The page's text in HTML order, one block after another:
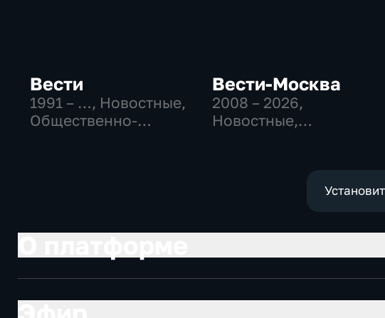
Вести
1991 – …, Новостные,
Общественно-
Вести-Москва
2008 – 2026,
Новостные,
экономические